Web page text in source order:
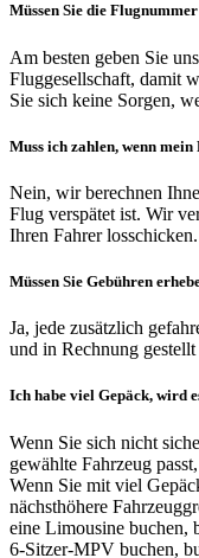
Müssen Sie die
Am besten geben Sie
Fluggesellschaft, damit
Sie sich keine Sorgen,
Muss ich zahlen, wenn
Nein, wir berechnen
Flug verspätet ist. Wir
Ihren Fahrer losschicken.
Müssen Sie Gebühren
Ja, jede zusätzlich
und in Rechnung gestellt
Ich habe viel Gepäck, wird
Wenn Sie sich nicht
gewählte Fahrzeug
Wenn Sie mit viel
nächsthöhere
eine Limousine buchen,
6-Sitzer-MPV buchen,